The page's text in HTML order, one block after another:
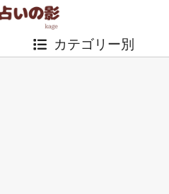
カテゴリー別